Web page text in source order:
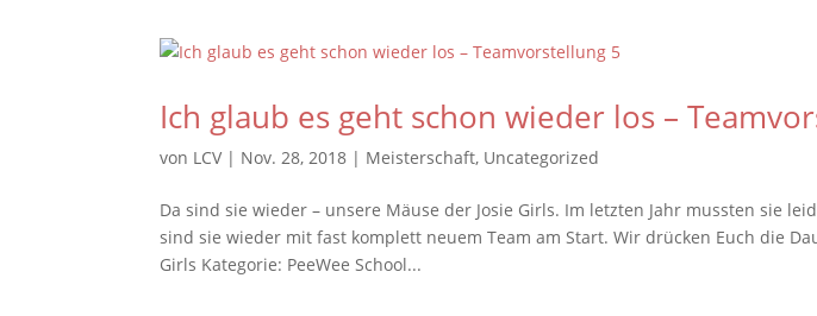
Ich glaub es geht schon wieder los –
von LCV | Nov. 28, 2018 | Meisterschaft, Uncategorized
Da sind sie wieder – unsere Mäuse der Josie Girls. Im letzten Jahr mussten sie
sind sie wieder mit fast komplett neuem Team am Start. Wir drücken Euch die
Girls Kategorie: PeeWee School...